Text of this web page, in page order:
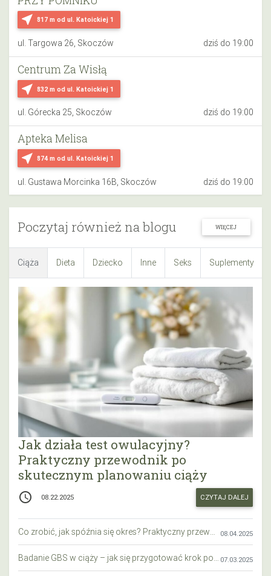
near_me 817 m od ul. Katoickiej 1
ul. Targowa 26, Skoczów dziś do 19:00
near_me 832 m od ul. Katoickiej 1
Centrum Za Wisłą
ul. Górecka 25, Skoczów dziś do 19:00
near_me 874 m od ul. Katoickiej 1
Apteka Melisa
ul. Gustawa Morcinka 16B, Skoczów dziś do 19:00
Poczytaj również na blogu WIĘCEJ
Ciąża Dieta Dziecko Inne Seks Suplementy
Jak działa test owulacyjny?
Praktyczny przewodnik po
skutecznym planowaniu ciąży
access_time 08.22.2025 CZYTAJ DALEJ
08.04.2025
07.03.2025